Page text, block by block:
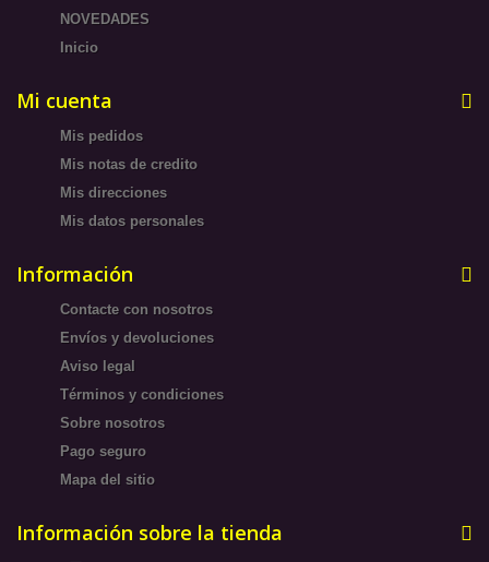
NOVEDADES
Inicio
Mi cuenta
Mis pedidos
Mis notas de credito
Mis direcciones
Mis datos personales
Información
Contacte con nosotros
Envíos y devoluciones
Aviso legal
Términos y condiciones
Sobre nosotros
Pago seguro
Mapa del sitio
Información sobre la tienda